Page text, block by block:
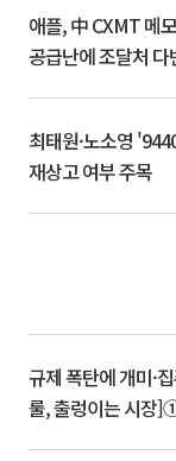
애플, 中 CXMT 메
공급난에 조달처 다
최태원·노소영
재상고 여부 주목
규제 폭탄에 개미·
룰, 출렁이는 시장